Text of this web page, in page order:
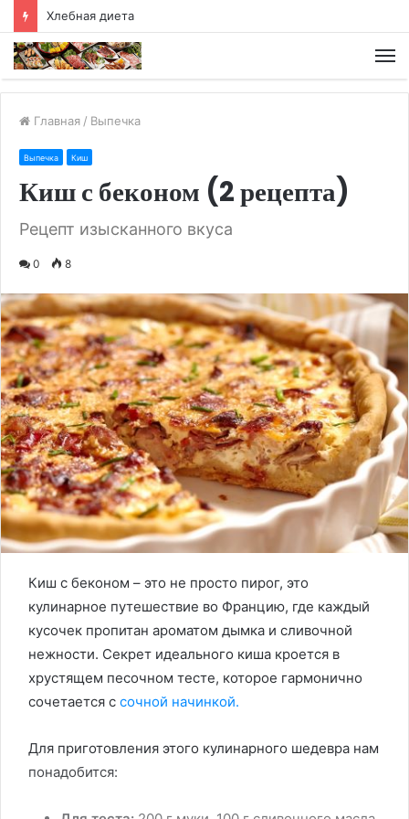
Хлебная диета
Главная / Выпечка
Выпечка Киш
Киш с беконом (2 рецепта)
Рецепт изысканного вкуса
0 8
Киш с беконом – это не просто пирог, это
кулинарное путешествие во Францию, где каждый
кусочек пропитан ароматом дымка и сливочной
нежности. Секрет идеального киша кроется в
хрустящем песочном тесте, которое гармонично
сочетается с сочной начинкой.
Для приготовления этого кулинарного шедевра нам
понадобится: